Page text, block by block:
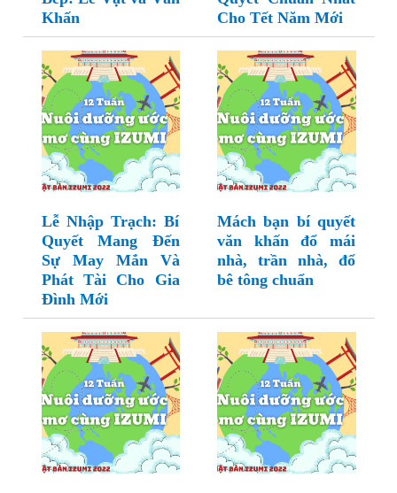
Khấn
Cho Tết Năm Mới
Lễ Nhập Trạch: Bí
Quyết Mang Đến
Sự May Mắn Và
Phát Tài Cho Gia
Đình Mới
Mách bạn bí quyết
văn khấn đổ mái
nhà, trần nhà, đổ
bê tông chuẩn